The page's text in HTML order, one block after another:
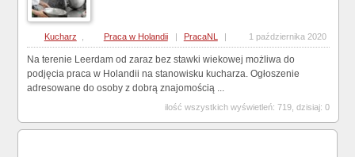
Kucharz Praca w Holandii | PracaNL | 1 października 2020
Na terenie Leerdam od zaraz bez stawki wiekowej możliwa do
podjęcia praca w Holandii na stanowisku kucharza. Ogłoszenie
adresowane do osoby z dobrą znajomością ...
ilość wszystkich wyświetleń: 719, dzisiaj: 0